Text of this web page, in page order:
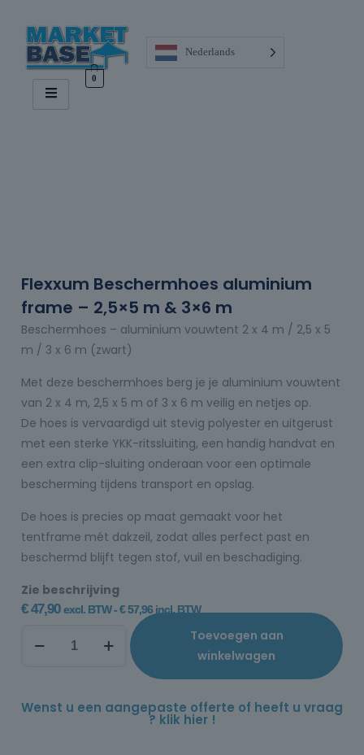
0
Nederlands
Flexxum Beschermhoes aluminium
frame – 2,5×5 m & 3×6 m
Beschermhoes – aluminium vouwtent 2 x 4 m / 2,5 x 5
m / 3 x 6 m (zwart)
Met deze beschermhoes berg je je aluminium vouwtent
van 2 x 4 m, 2,5 x 5 m of 3 x 6 m veilig en netjes op.
De hoes is vervaardigd uit stevig polyester en uitgerust
met een sterke YKK-ritssluiting, een handig handvat en
een extra clip-sluiting onderaan voor een optimale
bescherming tijdens transport en opslag.
De hoes is precies op maat gemaakt voor het
tentframe mét dakzeil, zodat alles perfect past en
beschermd blijft tegen stof, vuil en beschadiging.
Zie beschrijving
€47,90 excl. BTW -€57,96 incl. BTW
Toevoegen aan
winkelwagen
Wenst u een aangepaste offerte of heeft u vraag
? klik hier !